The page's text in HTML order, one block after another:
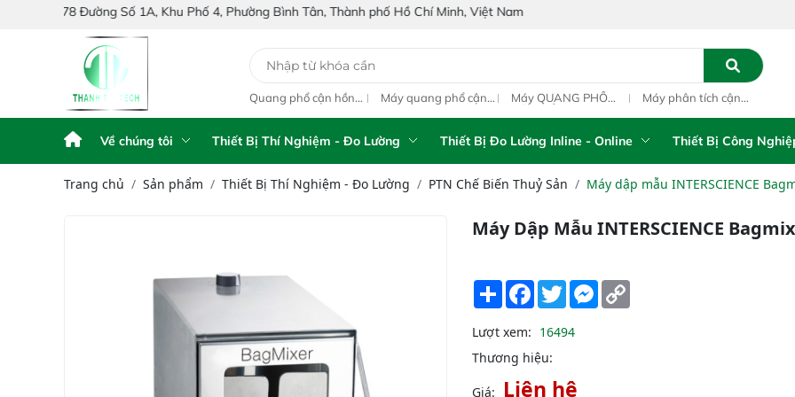
Số 1A, Khu Phố 4, Phường Bình Tân, Thành phố Hồ Chí Minh, Việt Nam
Phân Tích Điện
Máy phân tích NIR
cầm tay Portable NIR
Quang phổ cận hồng
Máy quang phổ cận
NIR Analyzer
Máy QUANG PHỔ
Vista-R
Máy phân tích cận
NIR Analyzer)
Về chúng tôi Thiết Bị Thí Nghiệm - Đo Lường Thiết Bị Đo Lường Inline - Online Thiết Bị Công
Trang chủ Sản phẩm Thiết Bị Thí Nghiệm - Đo Lường PTN Chế Biến Thuỷ Sản Máy dập mẫu INTERSCIENCE
Máy Dập Mẫu INTERSCIENCE
Share Facebook
TwitterMessenger
Lượt xem: 16494
Thương hiệu:
Giá: Liên hệ